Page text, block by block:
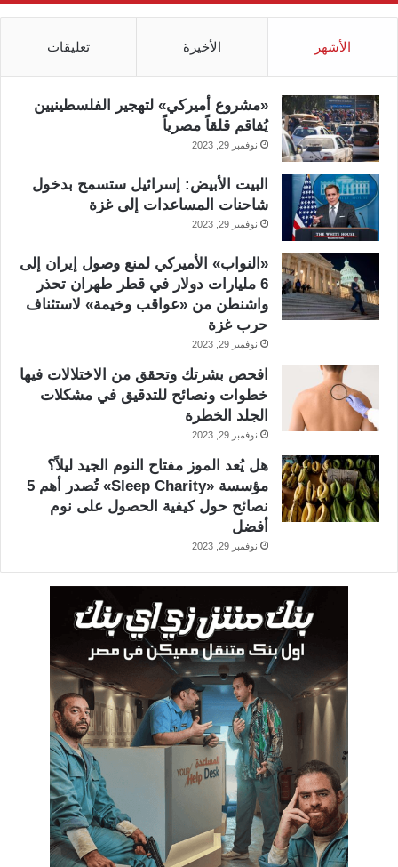
الأشهر الأخيرة تعليقات
«مشروع أميركي» لتهجير الفلسطينيين
يُفاقم قلقاً مصرياً
نوفمبر 29, 2023
البيت الأبيض: إسرائيل ستسمح بدخول
شاحنات المساعدات إلى غزة
نوفمبر 29, 2023
«النواب» الأميركي لمنع وصول إيران إلى
6 مليارات دولار في قطر طهران تحذر
واشنطن من «عواقب وخيمة» لاستئناف
حرب غزة
نوفمبر 29, 2023
افحص بشرتك وتحقق من الاختلالات فيها
خطوات ونصائح للتدقيق في مشكلات
الجلد الخطرة
نوفمبر 29, 2023
هل يُعد الموز مفتاح النوم الجيد ليلاً؟
مؤسسة «Sleep Charity» تُصدر أهم 5
نصائح حول كيفية الحصول على نوم
أفضل
نوفمبر 29, 2023